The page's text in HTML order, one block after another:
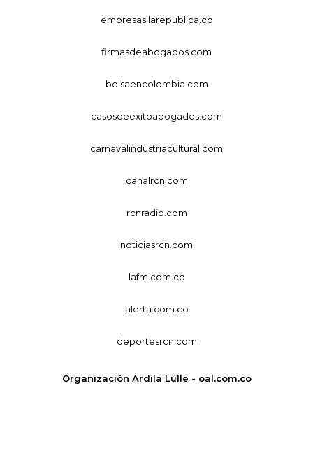
empresas.larepublica.co
firmasdeabogados.com
bolsaencolombia.com
casosdeexitoabogados.com
carnavalindustriacultural.com
canalrcn.com
rcnradio.com
noticiasrcn.com
lafm.com.co
alerta.com.co
deportesrcn.com
Organización Ardila Lülle - oal.com.co